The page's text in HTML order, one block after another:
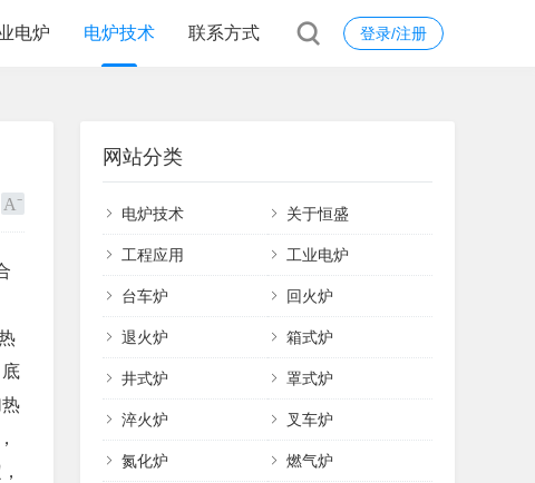
登录/注册
电炉 电炉技术 联系方式
网站分类
电炉技术 关于恒盛
工程应用 工业电炉
台车炉 回火炉
退火炉 箱式炉
井式炉 罩式炉
淬火炉 叉车炉
氮化炉 燃气炉